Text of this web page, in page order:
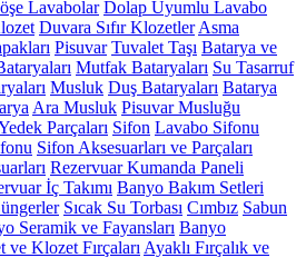
Lavabolar Dolap Uyumlu Lavabo
Duvara Sıfır Klozetler Asma
Pisuvar Tuvalet Taşı Batarya ve
Mutfak Bataryaları Su Tasarruf
Musluk Duş Bataryaları Batarya
Ara Musluk Pisuvar Musluğu
Parçaları Sifon Lavabo Sifonu
Sifon Aksesuarları ve Parçaları
Rezervuar Kumanda Paneli
İç Takımı Banyo Bakım Setleri
Sıcak Su Torbası Cımbız Sabun
Seramik ve Fayansları Banyo
ve Klozet Fırçaları Ayaklı Fırçalık ve